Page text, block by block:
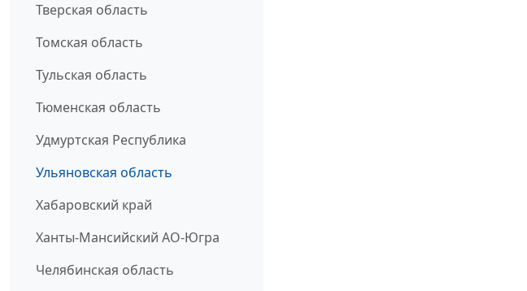
Тверская область
Томская область
Тульская область
Тюменская область
Удмуртская Республика
Ульяновская область
Хабаровский край
Ханты-Мансийский АО-Югра
Челябинская область